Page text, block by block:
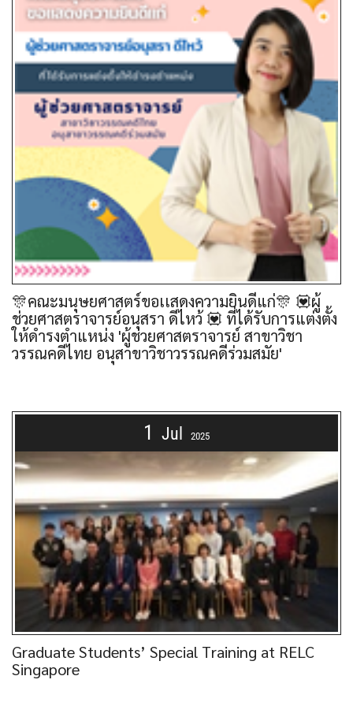
🎊คณะมนุษยศาสตร์ขอเเสดงความยินดีแก่🎊 💟ผู้
ช่วยศาสตราจารย์อนุสรา ดีไหว้ 💟 ที่ได้รับการแต่งตั้ง
ให้ดำรงตำแหน่ง 'ผู้ช่วยศาสตราจารย์ สาขาวิชา
วรรณคดีไทย อนุสาขาวิชาวรรณคดีร่วมสมัย'
1 Jul 2025
Graduate Students’ Special Training at RELC
Singapore